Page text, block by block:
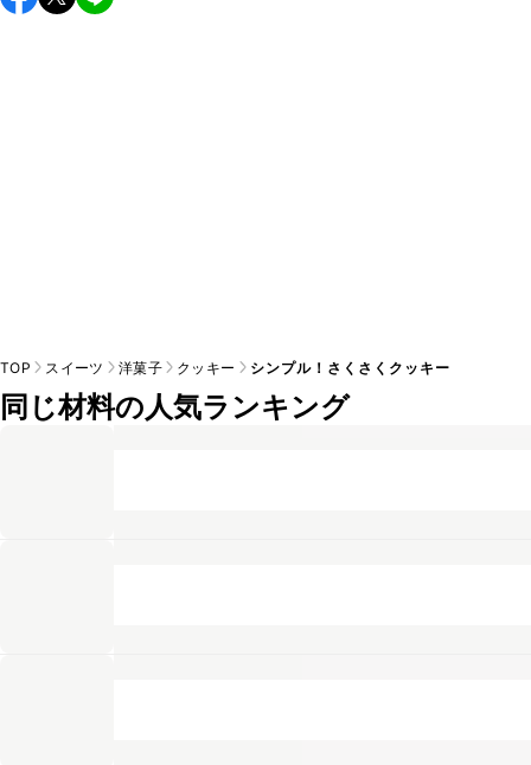
し上がりください。
TOP スイーツ 洋菓子 クッキー シンプル！さくさくクッキー
同じ材料の人気ランキング